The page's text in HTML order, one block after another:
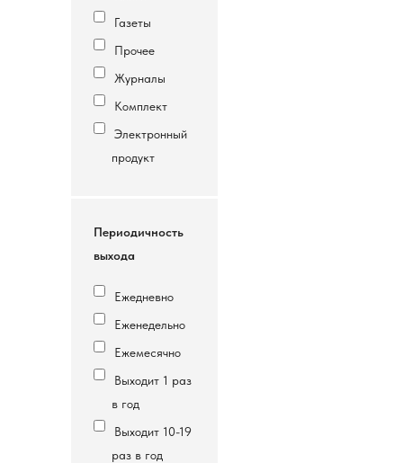
Газеты
Прочее
Журналы
Комплект
Электронный
продукт
Периодичность
выхода
Ежедневно
Еженедельно
Ежемесячно
Выходит 1 раз
в год
Выходит 10-19
раз в год